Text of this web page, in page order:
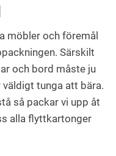
möbler och föremål
Särskilt
och bord måste ju
tunga att bära.
så packar vi upp åt
alla flyttkartonger